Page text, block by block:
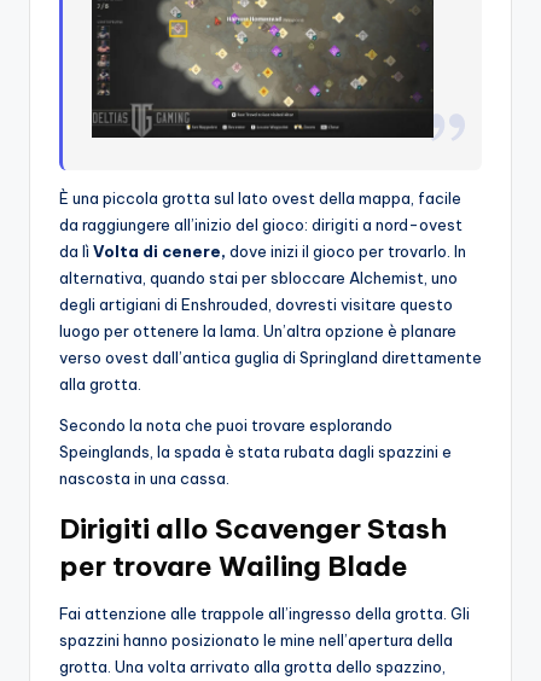
È una piccola grotta sul lato ovest della mappa, facile
da raggiungere all’inizio del gioco: dirigiti a nord-ovest
da lì Volta di cenere, dove inizi il gioco per trovarlo. In
alternativa, quando stai per sbloccare Alchemist, uno
degli artigiani di Enshrouded, dovresti visitare questo
luogo per ottenere la lama. Un’altra opzione è planare
verso ovest dall’antica guglia di Springland direttamente
alla grotta.
Secondo la nota che puoi trovare esplorando
Speinglands, la spada è stata rubata dagli spazzini e
nascosta in una cassa.
Dirigiti allo Scavenger Stash
per trovare Wailing Blade
Fai attenzione alle trappole all’ingresso della grotta. Gli
spazzini hanno posizionato le mine nell’apertura della
grotta. Una volta arrivato alla grotta dello spazzino,